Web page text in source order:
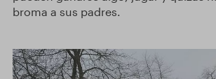
broma a sus padres.